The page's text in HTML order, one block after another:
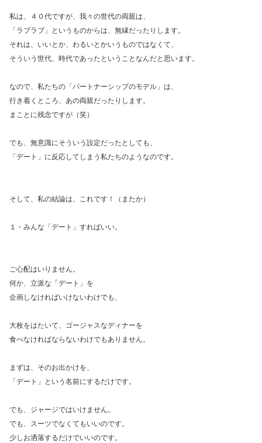
私は、４０代ですが、我々の世代の両親は、
「ラブラブ」というものからは、無縁だったりします。
それは、いいとか、わるいとかいうものではなくて、
そういう世代、時代であったということなんだと思います。
なので、私たちの「パートナーシップのモデル」は、
行き着くところ、あの両親だったりします。
まことに残念ですが（笑）
でも、無意識にそういう設定だったとしても、
「デート」に反応してしまう私たちのようなのです。
そして、私の結論は、これです！（またか）
１・みんな「デート」すればいい。
ご心配はいりません。
何か、立派な「デート」を
企画しなければいけないわけでも、
大枚をはたいて、ゴージャスなディナーを
食べなければならないわけでもありません。
まずは、そのお出かけを、
「デート」という名前にするだけです。
でも、ジャージではいけません。
でも、スーツでなくてもいいのです。
少しお洒落するだけでいいのです。